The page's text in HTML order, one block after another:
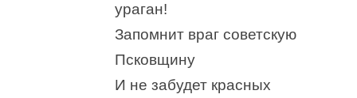
ураган!
Запомнит враг советскую
Псковщину
И не забудет красных